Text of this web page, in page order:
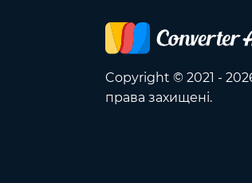
Copyright © 2021 -
права захищені.